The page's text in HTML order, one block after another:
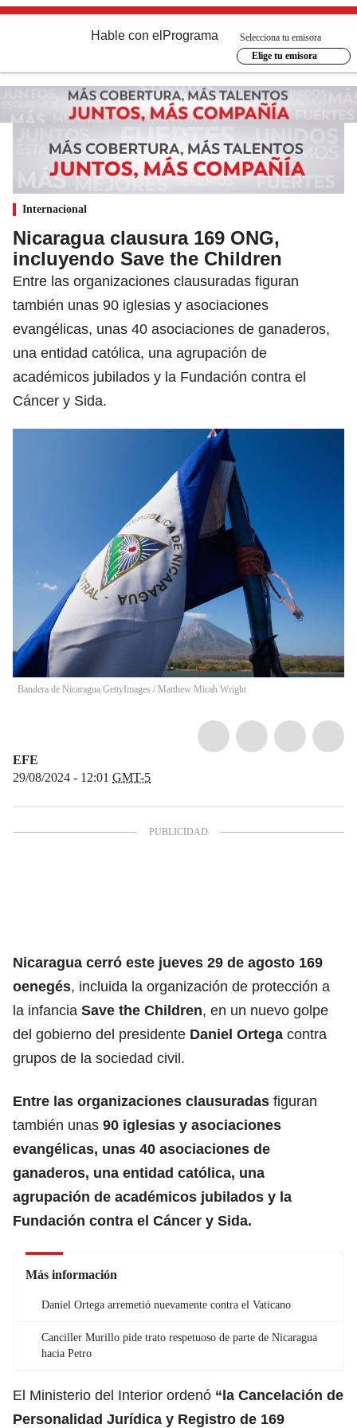
Hable con el Programa
Selecciona tu emisora
Elige tu emisora
Internacional
Nicaragua clausura 169 ONG,
incluyendo Save the Children
Entre las organizaciones clausuradas figuran
también unas 90 iglesias y asociaciones
evangélicas, unas 40 asociaciones de ganaderos,
una entidad católica, una agrupación de
académicos jubilados y la Fundación contra el
Cáncer y Sida.
Bandera de Nicaragua GettyImages / Matthew Micah Wright
EFE
29/08/2024 - 12:01 GMT-5
Nicaragua cerró este jueves 29 de agosto 169
oenegés, incluida la organización de protección a
la infancia Save the Children, en un nuevo golpe
del gobierno del presidente Daniel Ortega contra
grupos de la sociedad civil.
Entre las organizaciones clausuradas figuran
también unas 90 iglesias y asociaciones
evangélicas, unas 40 asociaciones de
ganaderos, una entidad católica, una
agrupación de académicos jubilados y la
Fundación contra el Cáncer y Sida.
Más información
Daniel Ortega arremetió nuevamente contra el Vaticano
Canciller Murillo pide trato respetuoso de parte de Nicaragua
hacia Petro
El Ministerio del Interior ordenó “la Cancelación de
Personalidad Jurídica y Registro de 169